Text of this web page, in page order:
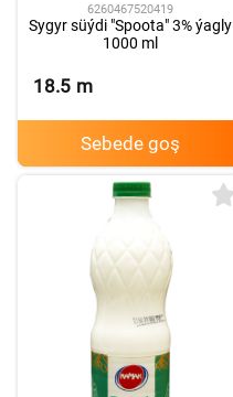
6260467520419
Sygyr süýdi "Spoota" 3% ýagly
1000 ml
18.5 m
Sebede goş